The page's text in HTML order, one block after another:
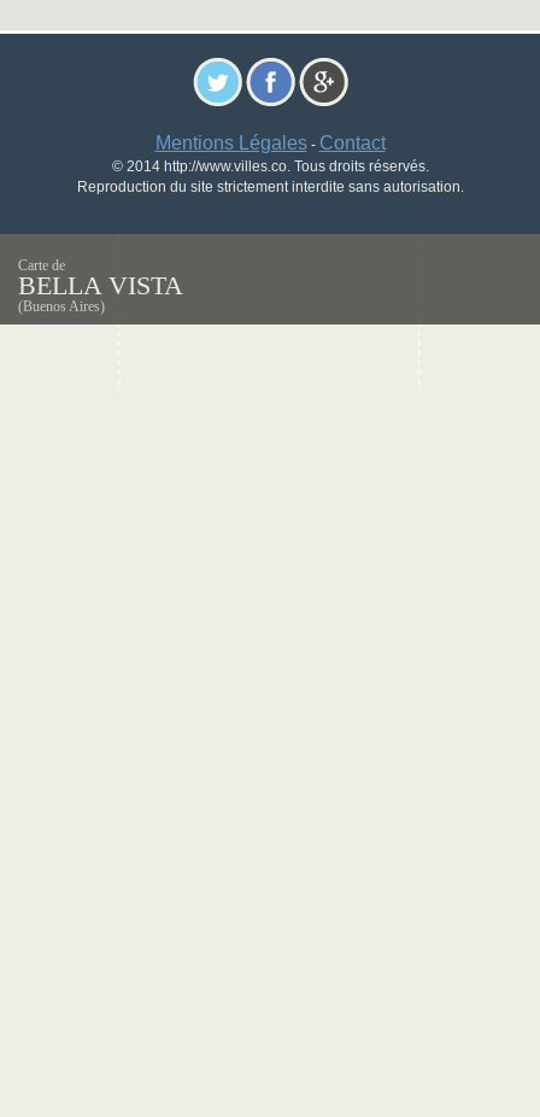
Mentions Légales- Contact
© 2014 http://www.villes.co. Tous droits réservés.
Reproduction du site strictement interdite sans autorisation.
Carte de
BELLA VISTA
(Buenos Aires)